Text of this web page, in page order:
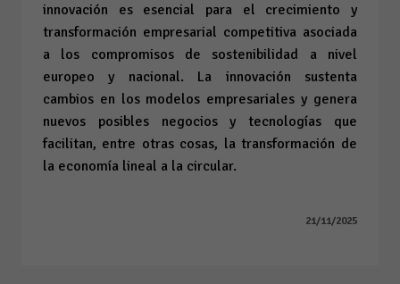
innovación es esencial para el crecimiento y
transformación empresarial competitiva asociada
a los compromisos de sostenibilidad a nivel
europeo y nacional. La innovación sustenta
cambios en los modelos empresariales y genera
nuevos posibles negocios y tecnologías que
facilitan, entre otras cosas, la transformación de
la economía lineal a la circular.
21/11/2025